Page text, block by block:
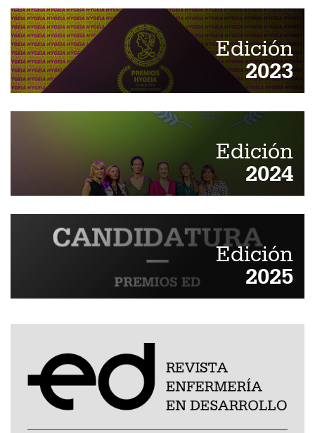
Edición
2023
Edición
2024
Edición
2025